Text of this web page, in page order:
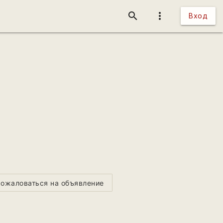
more_vert Вход
search
на объявление